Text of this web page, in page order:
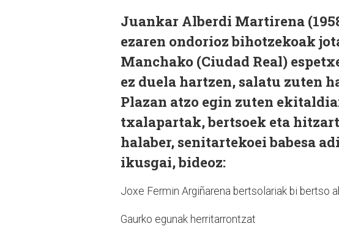
Juankar Alberdi Martirena
ezaren ondorioz bihotzekoak
Manchako (Ciudad Real)
ez duela hartzen, salatu zuten
Plazan atzo egin zuten
txalapartak, bertsoek eta
halaber, senitartekoei babesa
ikusgai, bideoz:
Joxe Fermin Argiñarena bertsolariak bi bertso
Gaurko egunak herritarrontzat